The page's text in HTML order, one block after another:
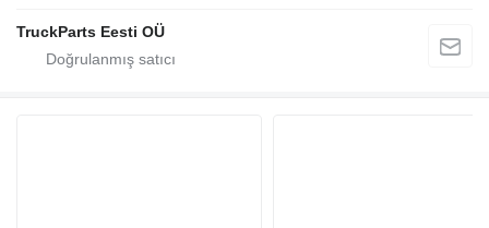
TruckParts Eesti OÜ